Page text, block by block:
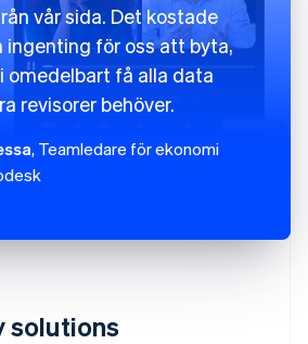
vår sida. Det kostade
ingenting för oss att byta,
omedelbart få alla data
revisorer behöver.
, Teamledare för ekonomi
solutions